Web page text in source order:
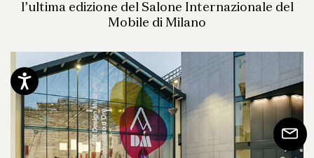
Accessibilità
l’ultima edizione del Salone Internazionale del
Mobile di Milano